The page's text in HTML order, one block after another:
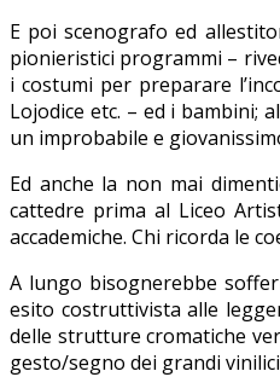
E poi scenografo ed
pionieristici programmi –
i costumi per preparare
Lojodice etc. – ed i bambini;
un improbabile e
Ed anche la non mai
cattedre prima al Liceo
accademiche. Chi ricorda le
A lungo bisognerebbe
esito costruttivista alle
delle strutture cromatiche
gesto/segno dei grandi